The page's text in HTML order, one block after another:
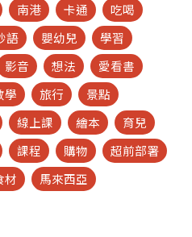
南港 卡通
吃喝
語 嬰幼兒
學習
影音 想法
愛看書
學 旅行
景點
線上課 繪本
育兒
課程 購物
超前部署
材 馬來西亞